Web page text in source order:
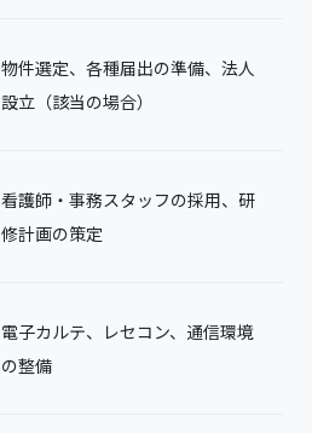
物件選定、各種届出の準備、法人
設立（該当の場合）
看護師・事務スタッフの採用、研
修計画の策定
電子カルテ、レセコン、通信環境
の整備